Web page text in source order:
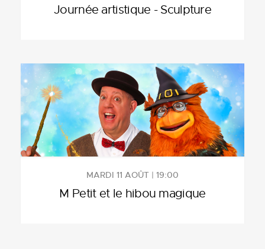
Journée artistique - Sculpture
MARDI 11 AOÛT | 19:00
M Petit et le hibou magique